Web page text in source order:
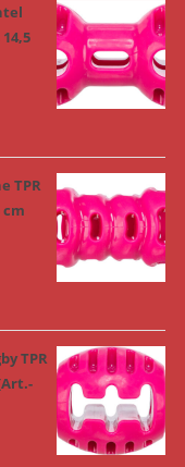
TPR
TPR